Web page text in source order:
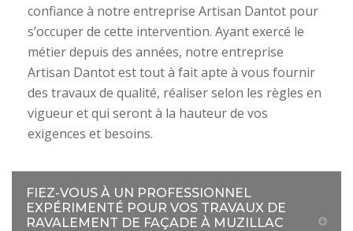
confiance à notre entreprise Artisan Dantot pour
s’occuper de cette intervention. Ayant exercé le
métier depuis des années, notre entreprise
Artisan Dantot est tout à fait apte à vous fournir
des travaux de qualité, réaliser selon les règles en
vigueur et qui seront à la hauteur de vos
exigences et besoins.
FIEZ-VOUS À UN PROFESSIONNEL
EXPÉRIMENTÉ POUR VOS TRAVAUX DE
RAVALEMENT DE FAÇADE À MUZILLAC